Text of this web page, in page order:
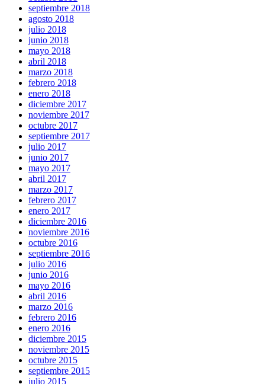
septiembre 2018
agosto 2018
julio 2018
junio 2018
mayo 2018
abril 2018
marzo 2018
febrero 2018
enero 2018
diciembre 2017
noviembre 2017
octubre 2017
septiembre 2017
julio 2017
junio 2017
mayo 2017
abril 2017
marzo 2017
febrero 2017
enero 2017
diciembre 2016
noviembre 2016
octubre 2016
septiembre 2016
julio 2016
junio 2016
mayo 2016
abril 2016
marzo 2016
febrero 2016
enero 2016
diciembre 2015
noviembre 2015
octubre 2015
septiembre 2015
julio 2015